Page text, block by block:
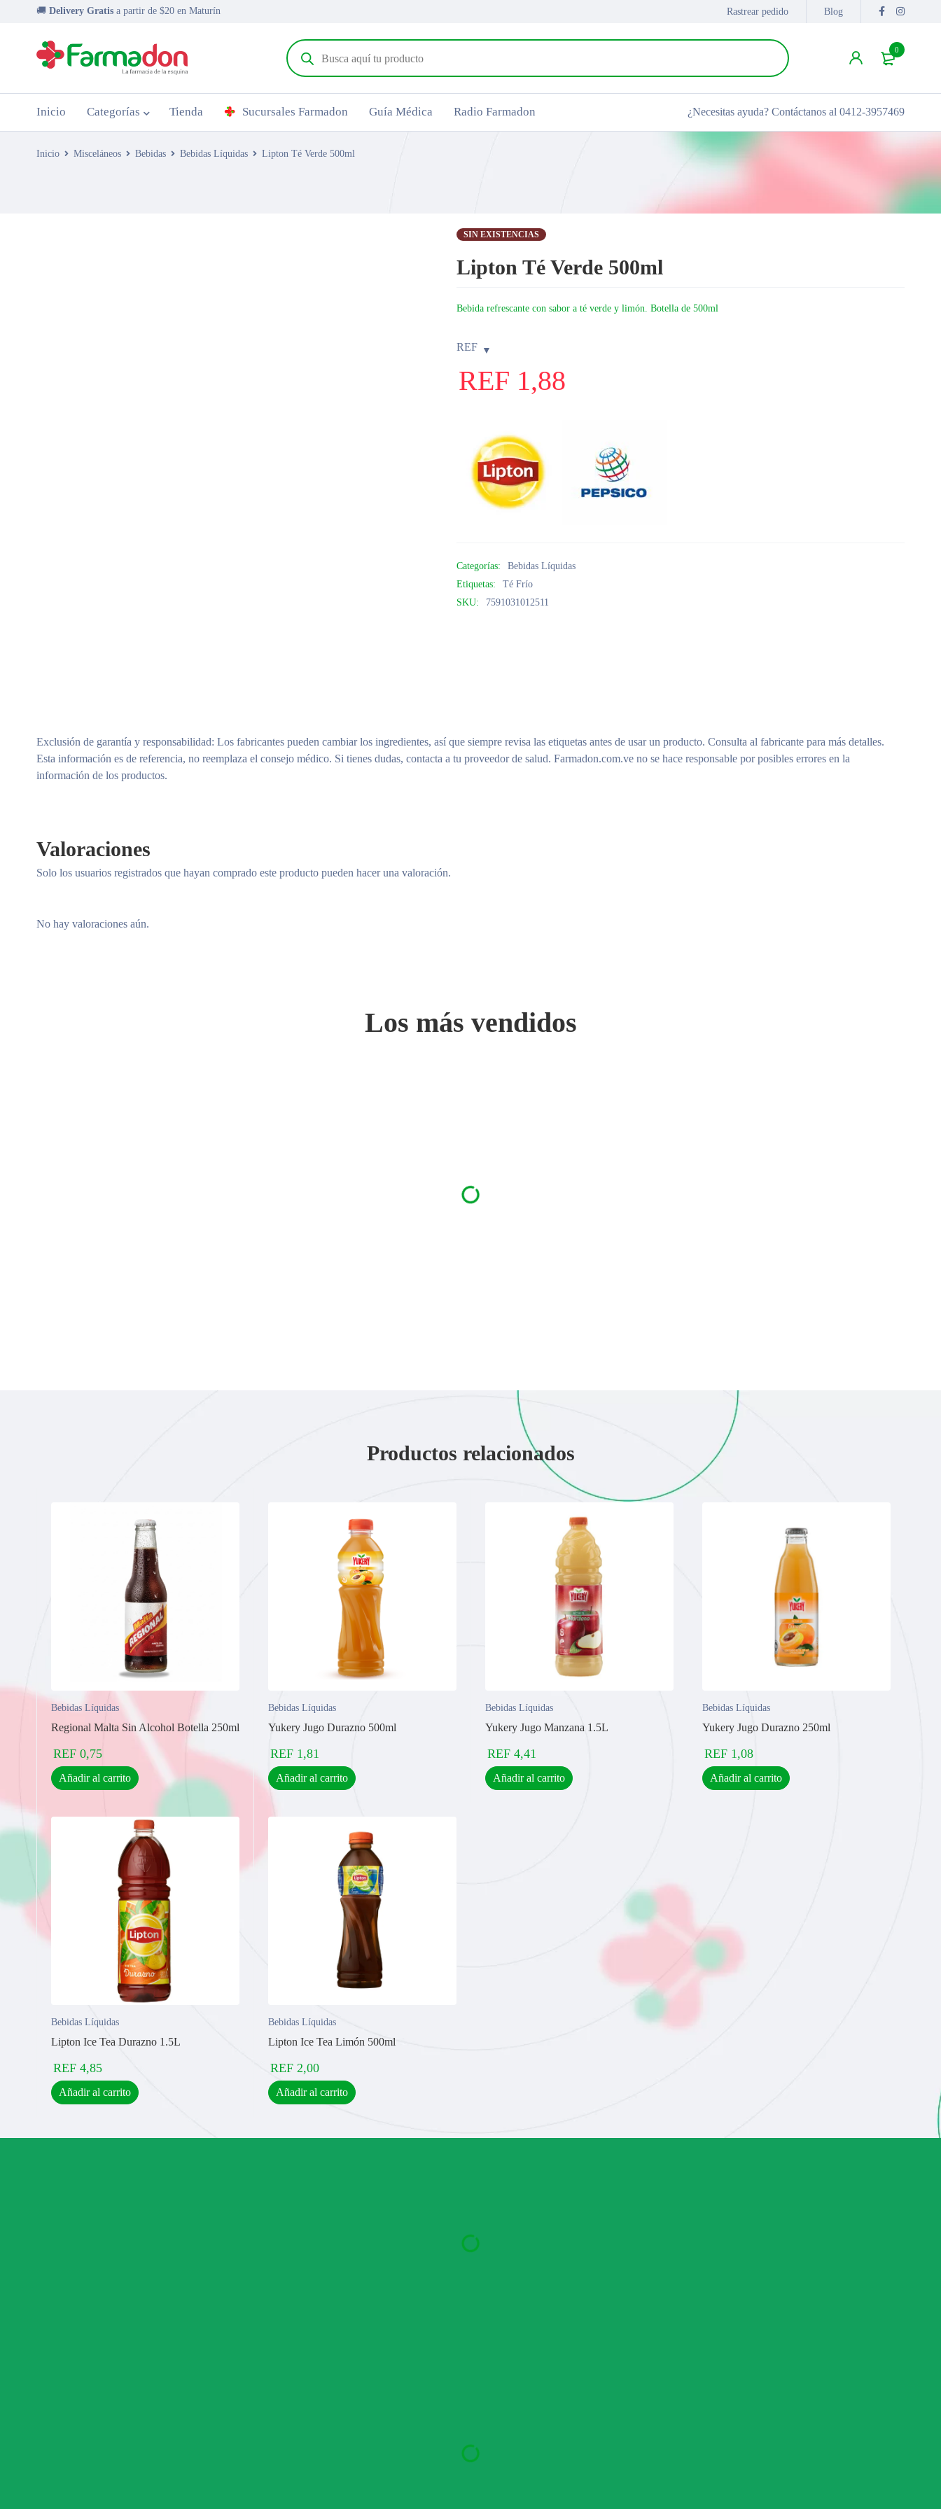
🚚 Delivery Gratis a partir de $20 en Maturín Rastrear pedido Blog
0
Inicio Categorías Tienda Sucursales Farmadon Guía Médica Radio Farmadon ¿Necesitas ayuda? Contáctanos al 0412-3957469
Inicio Misceláneos Bebidas Bebidas Líquidas Lipton Té Verde 500ml
SIN EXISTENCIAS
Lipton Té Verde 500ml
Bebida refrescante con sabor a té verde y limón. Botella de 500ml
REF
REF 1,88
Categorías:
Bebidas Líquidas
Etiquetas:
Té Frío
SKU:
7591031012511
Exclusión de garantía y responsabilidad: Los fabricantes pueden cambiar los ingredientes, así que siempre revisa las etiquetas antes de usar un producto. Consulta al fabricante para más detalles.
Esta información es de referencia, no reemplaza el consejo médico. Si tienes dudas, contacta a tu proveedor de salud. Farmadon.com.ve no se hace responsable por posibles errores en la
información de los productos.
Valoraciones
No hay valoraciones aún.
Solo los usuarios registrados que hayan comprado este producto pueden hacer una valoración.
Los más vendidos
Productos relacionados
Bebidas Líquidas
Regional Malta Sin Alcohol Botella 250ml
REF 0,75
Añadir al carrito
Bebidas Líquidas
Yukery Jugo Durazno 500ml
REF 1,81
Añadir al carrito
Bebidas Líquidas
Yukery Jugo Manzana 1.5L
REF 4,41
Añadir al carrito
Bebidas Líquidas
Yukery Jugo Durazno 250ml
REF 1,08
Añadir al carrito
Bebidas Líquidas
Lipton Ice Tea Durazno 1.5L
REF 4,85
Añadir al carrito
Bebidas Líquidas
Lipton Ice Tea Limón 500ml
REF 2,00
Añadir al carrito